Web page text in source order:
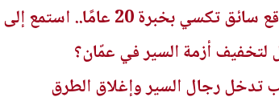
أزمة السير في عمّان؟
تدخل رجال السير وإغلاق الطرق